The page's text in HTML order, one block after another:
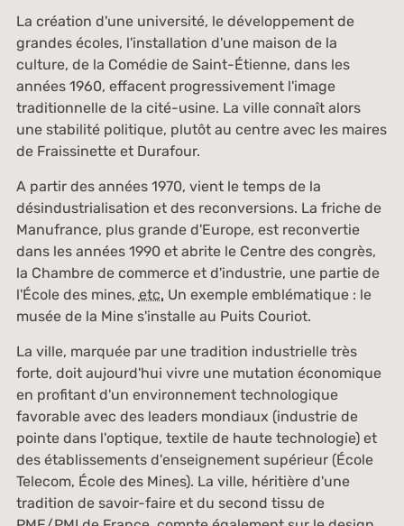
La création d'une université, le développement de
grandes écoles, l'installation d'une maison de la
culture, de la Comédie de Saint-Étienne, dans les
années 1960, effacent progressivement l'image
traditionnelle de la cité-usine. La ville connaît alors
une stabilité politique, plutôt au centre avec les maires
de Fraissinette et Durafour.
A partir des années 1970, vient le temps de la
désindustrialisation et des reconversions. La friche de
Manufrance, plus grande d'Europe, est reconvertie
dans les années 1990 et abrite le Centre des congrès,
la Chambre de commerce et d'industrie, une partie de
l'École des mines, etc. Un exemple emblématique : le
musée de la Mine s'installe au Puits Couriot.
La ville, marquée par une tradition industrielle très
forte, doit aujourd'hui vivre une mutation économique
en profitant d'un environnement technologique
favorable avec des leaders mondiaux (industrie de
pointe dans l'optique, textile de haute technologie) et
des établissements d'enseignement supérieur (École
Telecom, École des Mines). La ville, héritière d'une
tradition de savoir-faire et du second tissu de